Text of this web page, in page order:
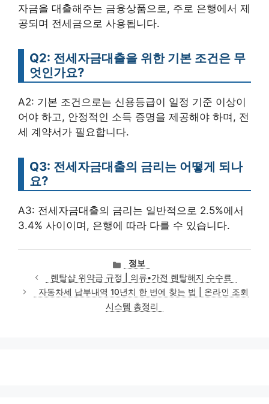
자금을 대출해주는 금융상품으로, 주로 은행에서 제
공되며 전세금으로 사용됩니다.
Q2: 전세자금대출을 위한 기본 조건은 무
엇인가요?
A2: 기본 조건으로는 신용등급이 일정 기준 이상이
어야 하고, 안정적인 소득 증명을 제공해야 하며, 전
세 계약서가 필요합니다.
Q3: 전세자금대출의 금리는 어떻게 되나
요?
A3: 전세자금대출의 금리는 일반적으로 2.5%에서
3.4% 사이이며, 은행에 따라 다를 수 있습니다.
카
테
고
리
정보
렌탈샵 위약금 규정 | 의류•가전 렌탈해지 수수료
자동차세 납부내역 10년치 한 번에 찾는 법 | 온라인 조회
시스템 총정리